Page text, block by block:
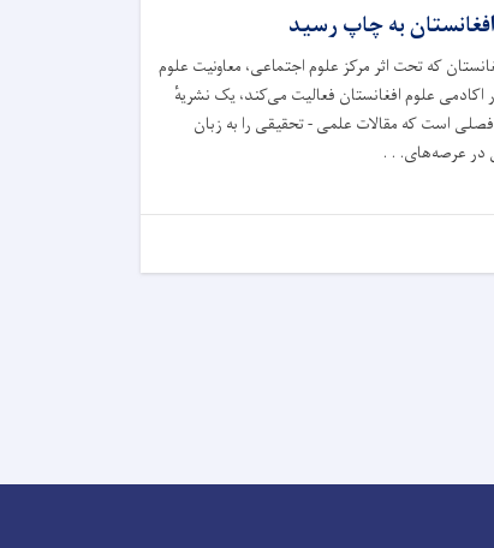
به چاپ رسید
که تحت اثر مرکز علوم اجتماعی، معاونیت علوم
علوم افغانستان فعالیت می‌کند، یک نشریهٔ
است که مقالات علمی - تحقیقی را به زبان
در عرصه‌های. . .